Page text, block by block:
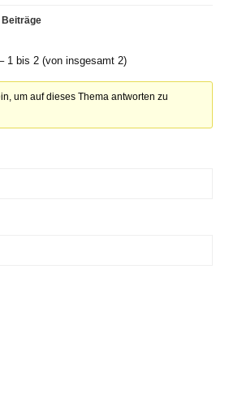
Beiträge
1 bis 2 (von insgesamt 2)
um auf dieses Thema antworten zu